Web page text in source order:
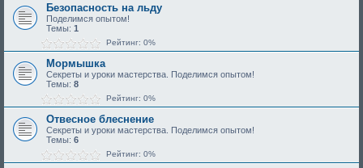
Безопасность на льду
Поделимся опытом!
Темы: 1
Рейтинг: 0%
Мормышка
Секреты и уроки мастерства. Поделимся опытом!
Темы: 8
Рейтинг: 0%
Отвесное блеснение
Секреты и уроки мастерства. Поделимся опытом!
Темы: 6
Рейтинг: 0%